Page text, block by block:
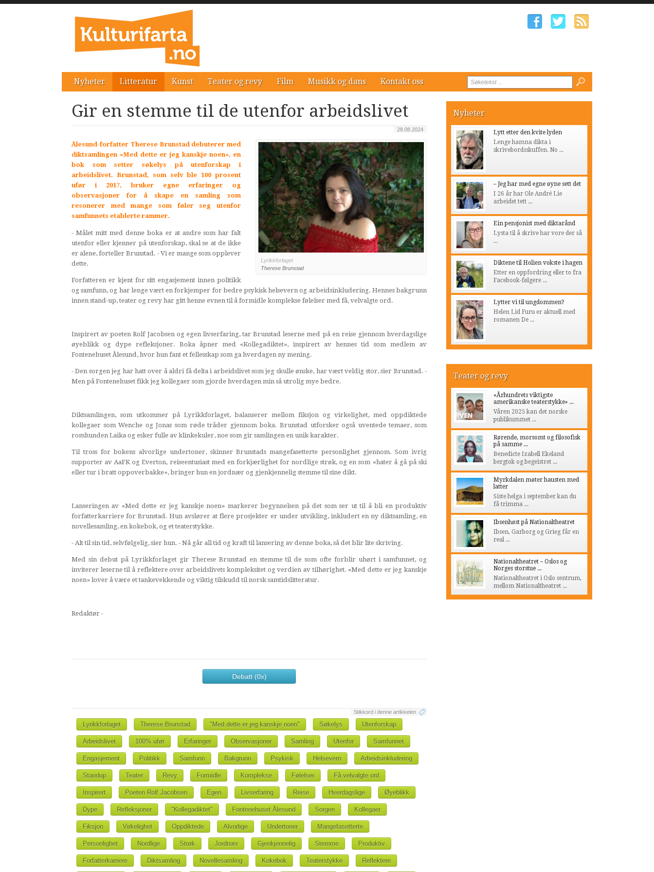
Nyheter Litteratur Kunst Teater og revy Film Musikk og dans Kontakt oss
Gir en stemme til de utenfor arbeidslivet
28.08.2024
Lyrikkforlaget
Therese Brunstad
Ålesund-forfatter Therese Brunstad debuterer med
diktsamlingen «Med dette er jeg kanskje noen», en
bok som setter søkelys på utenforskap i
arbeidslivet. Brunstad, som selv ble 100 prosent
ufør i 2017, bruker egne erfaringer og
observasjoner for å skape en samling som
resonerer med mange som føler seg utenfor
samfunnets etablerte rammer.
- Målet mitt med denne boka er at andre som har falt
utenfor eller kjenner på utenforskap, skal se at de ikke
er alene, forteller Brunstad. - Vi er mange som opplever
dette.
Forfatteren er kjent for sitt engasjement innen politikk
og samfunn, og har lenge vært en forkjemper for bedre psykisk helsevern og arbeidsinkludering. Hennes bakgrunn
innen stand-up, teater og revy har gitt henne evnen til å formidle komplekse følelser med få, velvalgte ord.
Inspirert av poeten Rolf Jacobsen og egen livserfaring, tar Brunstad leserne med på en reise gjennom hverdagslige
øyeblikk og dype refleksjoner. Boka åpner med «Kollegadiktet», inspirert av hennes tid som medlem av
Fontenehuset Ålesund, hvor hun fant et fellesskap som ga hverdagen ny mening.
- Den sorgen jeg har hatt over å aldri få delta i arbeidslivet som jeg skulle ønske, har vært veldig stor, sier Brunstad. -
Men på Fontenehuset fikk jeg kollegaer som gjorde hverdagen min så utrolig mye bedre.
Diktsamlingen, som utkommer på Lyrikkforlaget, balanserer mellom fiksjon og virkelighet, med oppdiktede
kollegaer som Wenche og Jonas som røde tråder gjennom boka. Brunstad utforsker også uventede temaer, som
romhunden Laika og esker fulle av klinkekuler, noe som gir samlingen en unik karakter.
Til tross for bokens alvorlige undertoner, skinner Brunstads mangefasetterte personlighet gjennom. Som ivrig
supporter av AaFK og Everton, reiseentusiast med en forkjærlighet for nordlige strøk, og en som «hater å gå på ski
eller tur i bratt oppoverbakke», bringer hun en jordnær og gjenkjennelig stemme til sine dikt.
Lanseringen av «Med dette er jeg kanskje noen» markerer begynnelsen på det som ser ut til å bli en produktiv
forfatterkarriere for Brunstad. Hun avslører at flere prosjekter er under utvikling, inkludert en ny diktsamling, en
novellesamling, en kokebok, og et teaterstykke.
- Alt til sin tid, selvfølgelig, sier hun. - Nå går all tid og kraft til lansering av denne boka, så det blir lite skriving.
Med sin debut på Lyrikkforlaget gir Therese Brunstad en stemme til de som ofte forblir uhørt i samfunnet, og
inviterer leserne til å reflektere over arbeidslivets kompleksitet og verdien av tilhørighet. «Med dette er jeg kanskje
noen» lover å være et tankevekkende og viktig tilskudd til norsk samtidslitteratur.
Redaktør -
Debatt (0x)
Stikkord i denne artikkelen
Lyrikkforlaget Therese Brunstad "Med dette er jeg kanskje noen" Søkelys Utenforskap
Arbeidslivet 100% ufør Erfaringer Observasjoner Samling Utenfor Samfunnet
Engasjement Politikk Samfunn Bakgrunn Psykisk Helsevern Arbeidsinkludering
Standup Teater Revy Formidle Komplekse Følelser Få velvalgte ord
Inspirert Poeten Rolf Jacobsen Egen Livserfaring Reise Hverdagslige Øyeblikk
Dype Refleksjoner "Kollegadiktet" Fontenehuset Ålesund Sorgen Kollegaer
Fiksjon Virkelighet Oppdiktede Alvorlige Undertoner Mangefasetterte
Personlighet Nordlige Strøk Jordnær Gjenkjennelig Stemme Produktiv
Forfatterkarriere Diktsamling Novellesamling Kokebok Teaterstykke Reflektere
Nyheter
Lytt etter den kvite lyden
Lenge hamna dikta i
skrivebordsskuffen. No ...
– Jeg har med egne øyne sett det
I 26 år har Ole André Lie
arbeidet tett ...
Ein pensjonist med diktarånd
Lysta til å skrive har vore der så
...
Diktene til Holien vokste i hagen
Etter en oppfordring eller to fra
Facebook-følgere ...
Lytter vi til ungdommen?
Helen Lid Furu er aktuell med
romanen De ...
Teater og revy
«Århundrets viktigste
amerikanske teaterstykke» ...
Våren 2025 kan det norske
publikummet ...
Rørende, morsomt og filosofisk
på samme ...
Benedicte Izabell Ekeland
bergtok og begeistret ...
Myrkdalen møter hausten med
latter
Siste helga i september kan du
få trimma ...
Ibsenhøst på Nationaltheatret
Ibsen, Garborg og Grieg får en
real ...
Nationaltheatret – Oslos og
Norges storstue ...
Nationaltheatret i Oslo sentrum,
mellom Nationaltheatret ...